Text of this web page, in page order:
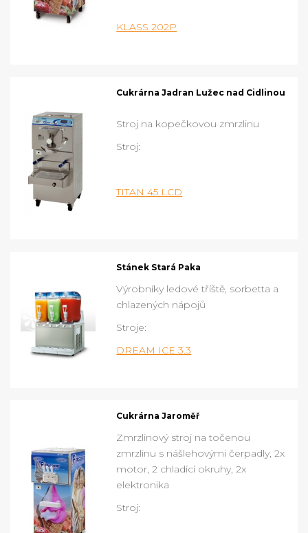
KLASS 202P
Cukrárna Jadran Lužec nad Cidlinou
Stroj na kopečkovou zmrzlinu
Stroj:
TITAN 45 LCD
Stánek Stará Paka
Výrobníky ledové tříště, sorbetta a
chlazených nápojů
Stroje:
DREAM ICE 3.3
Cukrárna Jaroměř
Zmrzlinový stroj na točenou
zmrzlinu s nášlehovými čerpadly, 2x
motor, 2 chladící okruhy, 2x
elektronika
Stroj: